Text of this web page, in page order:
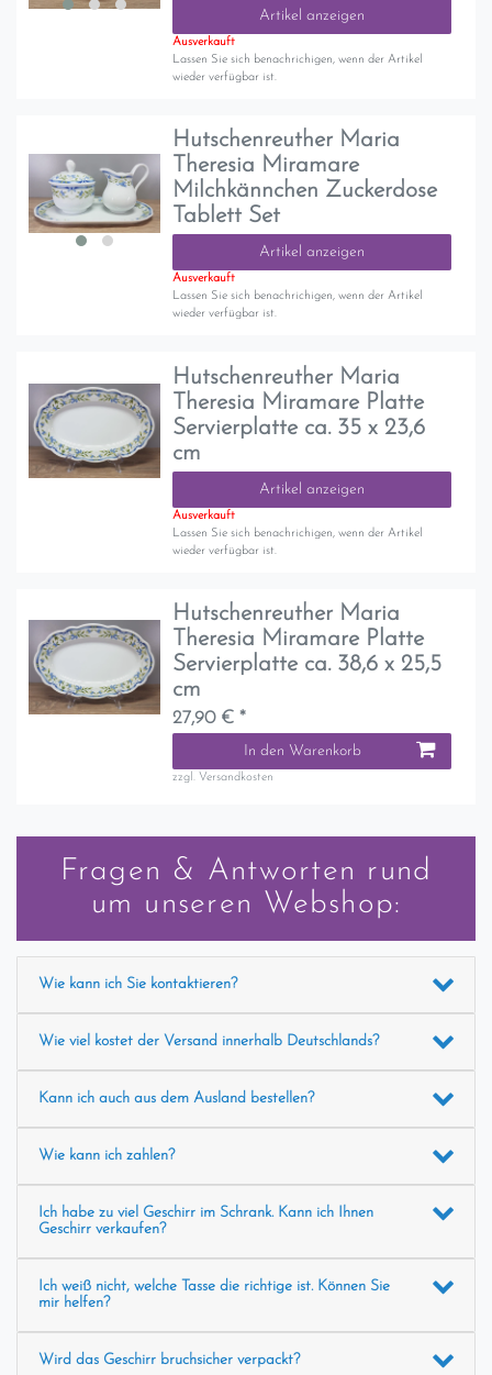
Artikel anzeigen
Ausverkauft
Lassen Sie sich benachrichigen, wenn der Artikel
wieder verfügbar ist.
Hutschenreuther Maria
Theresia Miramare
Milchkännchen Zuckerdose
Tablett Set
Artikel anzeigen
Ausverkauft
Lassen Sie sich benachrichigen, wenn der Artikel
wieder verfügbar ist.
Hutschenreuther Maria
Theresia Miramare Platte
Servierplatte ca. 35 x 23,6
cm
Artikel anzeigen
Ausverkauft
Lassen Sie sich benachrichigen, wenn der Artikel
wieder verfügbar ist.
Hutschenreuther Maria
Theresia Miramare Platte
Servierplatte ca. 38,6 x 25,5
cm
27,90 € *
In den Warenkorb
zzgl. Versandkosten
Fragen & Antworten rund
um unseren Webshop:
Wie kann ich Sie kontaktieren?
Wie viel kostet der Versand innerhalb Deutschlands?
Kann ich auch aus dem Ausland bestellen?
Wie kann ich zahlen?
Ich habe zu viel Geschirr im Schrank. Kann ich Ihnen
Geschirr verkaufen?
Ich weiß nicht, welche Tasse die richtige ist. Können Sie
mir helfen?
Wird das Geschirr bruchsicher verpackt?